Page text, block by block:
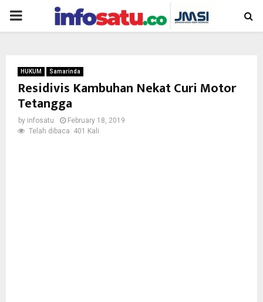
PRIMARY
HUKUM Samarinda
Residivis Kambuhan Nekat Curi Motor
Tetangga
by infosatu
February 18, 2019
Telah dibaca: 401 Kali